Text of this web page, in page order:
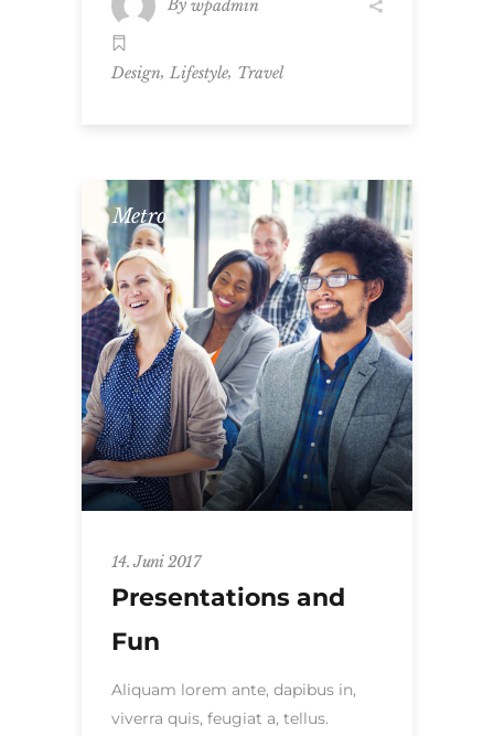
By wpadmin
Design, Lifestyle, Travel
Metro
14. Juni 2017
Presentations and
Fun
Aliquam lorem ante, dapibus in,
viverra quis, feugiat a, tellus.